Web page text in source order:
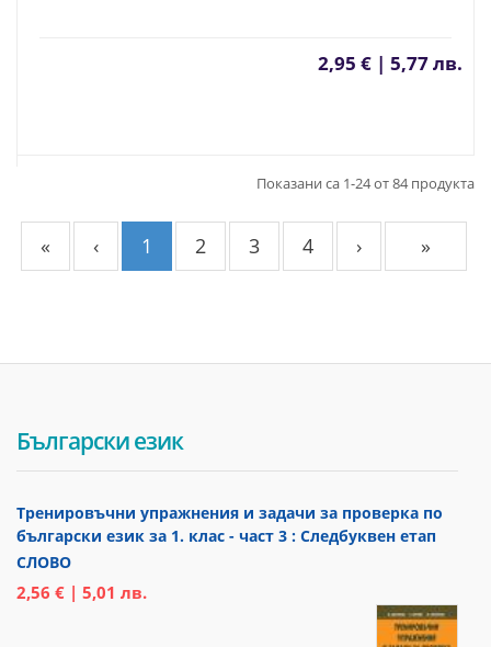
2,95 € | 5,77 лв.
Показани са 1-24 от 84 продукта
« ‹ 1 2 3 4 › »
Български език
Тренировъчни упражнения и задачи за проверка по
български език за 1. клас - част 3 : Следбуквен етап
СЛОВО
2,56 € | 5,01 лв.